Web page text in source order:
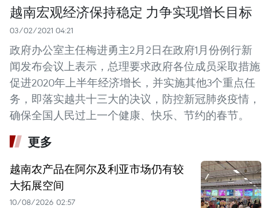
越南宏观经济保持稳定 力争实现增长目标
03/02/2021 04:21
政府办公室主任梅进勇主2月2日在政府1月份例行新
闻发布会议上表示，总理要求政府各位成员采取措施
促进2020年上半年经济增长，并实施其他3个重点任
务，即落实越共十三大的决议，防控新冠肺炎疫情，
确保全国人民过上一个健康、快乐、节约的春节。
更多
越南农产品在阿尔及利亚市场仍有较
大拓展空间
10/08/2026 02:57